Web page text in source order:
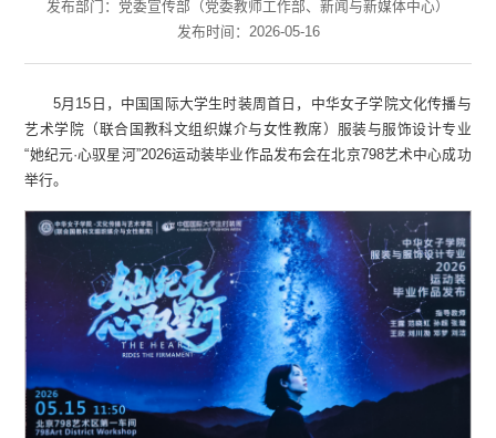
发布部门：党委宣传部（党委教师工作部、新闻与新媒体中心）
发布时间：2026-05-16
5月15日，中国国际大学生时装周首日，中华女子学院文化传播与
艺术学院（联合国教科文组织媒介与女性教席）服装与服饰设计专业
“她纪元·心驭星河”2026运动装毕业作品发布会在北京798艺术中心成功
举行。